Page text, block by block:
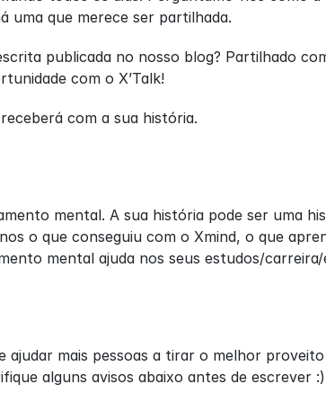
uma que merece ser partilhada.
publicada no nosso blog? Partilhado
com o X’Talk!
com a sua história.
mental. A sua história pode ser uma
o que conseguiu com o Xmind, o que
mental ajuda nos seus estudos/
mais pessoas a tirar o melhor
alguns avisos abaixo antes de escrever :)